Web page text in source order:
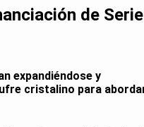
de Serie
expandiéndose y
cristalino para